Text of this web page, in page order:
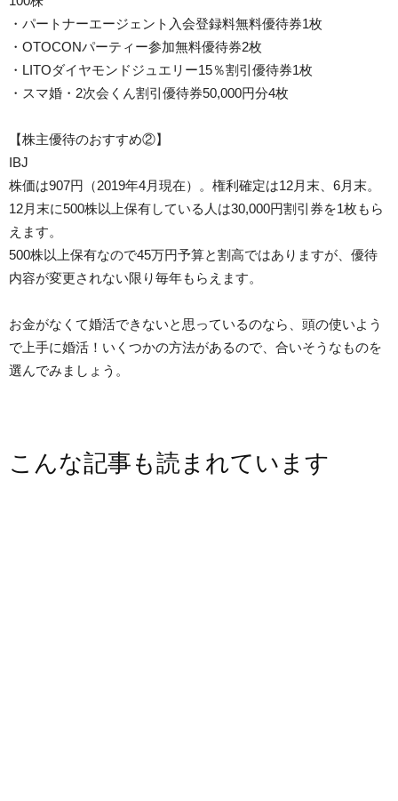
・パートナーエージェント入会登録料無料優待券1枚
・OTOCONパーティー参加無料優待券2枚
・LITOダイヤモンドジュエリー15％割引優待券1枚
・スマ婚・2次会くん割引優待券50,000円分4枚
【株主優待のおすすめ②】
IBJ
株価は907円（2019年4月現在）。権利確定は12月末、6月末。
12月末に500株以上保有している人は30,000円割引券を1枚もら
えます。
500株以上保有なので45万円予算と割高ではありますが、優待
内容が変更されない限り毎年もらえます。
お金がなくて婚活できないと思っているのなら、頭の使いよう
で上手に婚活！いくつかの方法があるので、合いそうなものを
選んでみましょう。
こんな記事も読まれています